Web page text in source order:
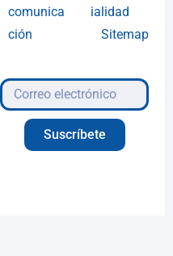
comunica
ción
ialidad
Sitemap
Suscríbete